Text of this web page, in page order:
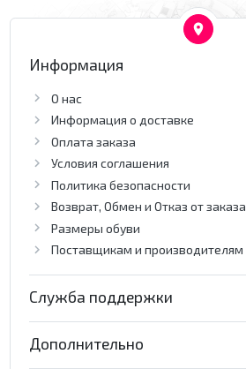
Информация
О нас
Информация о доставке
Оплата заказа
Условия соглашения
Политика безопасности
Возврат, Обмен и Отказ от заказа
Размеры обуви
Поставщикам и производителям
Служба поддержки
Дополнительно